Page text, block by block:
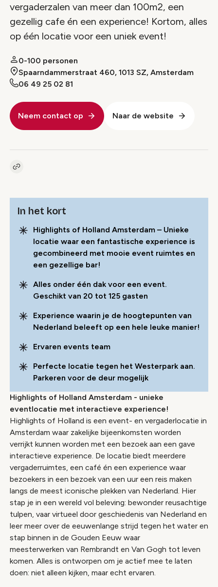
vergaderzalen van meer dan 100m2, een
gezellig cafe én een experience! Kortom, alles
op één locatie voor een uniek event!
0-100 personen
Spaarndammerstraat 460, 1013 SZ, Amsterdam
06 49 25 02 81
Neem contact op Naar de website
Kopieer link naar pagina
In het kort
Highlights of Holland Amsterdam – Unieke
locatie waar een fantastische experience is
gecombineerd met mooie event ruimtes en
een gezellige bar!
Alles onder één dak voor een event.
Geschikt van 20 tot 125 gasten
Experience waarin je de hoogtepunten van
Nederland beleeft op een hele leuke manier!
Ervaren events team
Perfecte locatie tegen het Westerpark aan.
Parkeren voor de deur mogelijk
Highlights of Holland Amsterdam - unieke
eventlocatie met interactieve experience!
Highlights of Holland is een event- en vergaderlocatie in
Amsterdam waar zakelijke bijeenkomsten worden
verrijkt kunnen worden met een bezoek aan een gave
interactieve experience. De locatie biedt meerdere
vergaderruimtes, een café én een experience waar
bezoekers in een bezoek van een uur een reis maken
langs de meest iconische plekken van Nederland. Hier
stap je in een wereld vol beleving: bewonder reusachtige
tulpen, vaar virtueel door geschiedenis van Nederland en
leer meer over de eeuwenlange strijd tegen het water en
stap binnen in de Gouden Eeuw waar
meesterwerken van Rembrandt en Van Gogh tot leven
komen. Alles is ontworpen om je actief mee te laten
doen: niet alleen kijken, maar echt ervaren.